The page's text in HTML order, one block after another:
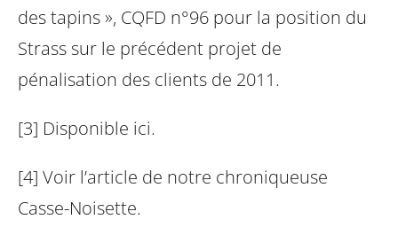
des tapins », CQFD n°96 pour la position du
Strass sur le précédent projet de
pénalisation des clients de 2011.
[3] Disponible ici.
[4] Voir l’article de notre chroniqueuse
Casse-Noisette.